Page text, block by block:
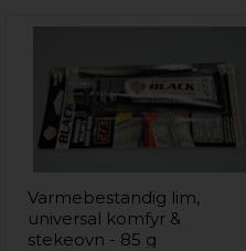
Varmebestandig lim,
universal komfyr &
stekeovn - 85 g